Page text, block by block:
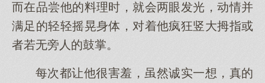
而在品尝他的料理时，就会两眼发光，动情并
满足的轻轻摇晃身体，对着他疯狂竖大拇指或
者若无旁人的鼓掌。
每次都让他很害羞，虽然诚实一想，真的